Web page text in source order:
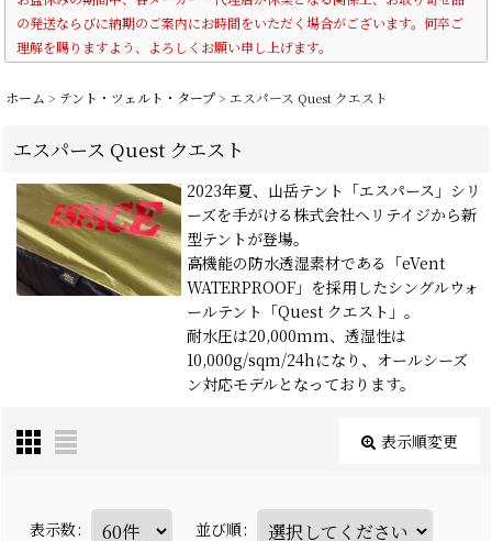
の発送ならびに納期のご案内にお時間をいただく場合がございます。何卒ご
理解を賜りますよう、よろしくお願い申し上げます。
ホーム > テント・ツェルト・タープ> エスパース Quest クエスト
エスパース Quest クエスト
2023年夏、山岳テント「エスパース」シリ
ーズを手がける株式会社ヘリテイジから新
型テントが登場。
高機能の防水透湿素材である「eVent
WATERPROOF」を採用したシングルウォ
ールテント「Quest クエスト」。
耐水圧は20,000mm、透湿性は
10,000g/sqm/24hになり、オールシーズ
ン対応モデルとなっております。
表示順変更
表示数: 並び順: